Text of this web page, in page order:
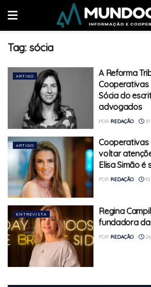
Tag: sócia
ARTIGO
A Reforma
Cooperativas
Sócia do
advogados
POR REDAÇÃO 31
ARTIGO
Cooperativas
voltar
Elisa Simão é
POR REDAÇÃO 10
ENTREVISTA
Regina
fundadora
POR REDAÇÃO 26